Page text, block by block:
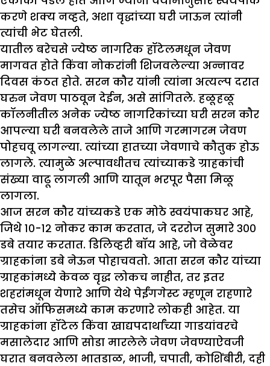
करणे शक्य नव्हते, अशा वृद्धांच्या घरी जाऊन त्यांनी
त्यांची भेट घेतली.
यातील बरेचसे ज्येष्ठ नागरिक हॉटेलमधून जेवण
मागवत होते किंवा नोकरांनी शिजवलेल्या अन्नावर
दिवस कंठत होते. सरन कौर यांनी त्यांना अत्यल्प दरात
घरुन जेवण पाठवून देईन, असे सांगितले. हळूहळू
कॉलनीतील अनेक ज्येष्ठ नागरिकांच्या घरी सरन कौर
आपल्या घरी बनवलेले ताजे आणि गरमागरम जेवण
पोहचवू लागल्या. त्यांच्या हातच्या जेवणाचे कौतुक होऊ
लागले. त्यामुळे अल्पावधीतच त्यांच्याकडे ग्राहकांची
संख्या वाढू लागली आणि यातून भरपूर पैसा मिळू
लागला.
आज सरन कौर यांच्यकडे एक मोठे स्वयंपाकघर आहे,
जिथे १०-१२ नोकर काम करतात, जे दररोज सुमारे ३००
डबे तयार करतात. डिलिव्हरी बॉय आहे, जो वेळेवर
ग्राहकांना डबे नेऊन पोहाचवतो. आता सरन कौर यांच्या
ग्राहकांमध्ये केवळ वृद्ध लोकच नाहीत, तर इतर
शहरांमधून येणारे आणि येथे पेईंगगेस्ट म्हणून राहणारे
तसेच ऑफिसमध्ये काम करणारे लोकही आहेत. या
ग्राहकांना हॉटेल किंवा खाद्यपदार्थांच्या गाडयांवरचे
मसालेदार आणि सोडा मारलेले जेवण जेवण्याऐवजी
घरात बनवलेला भातडाळ, भाजी, चपाती, कोशिंबीरी, दही